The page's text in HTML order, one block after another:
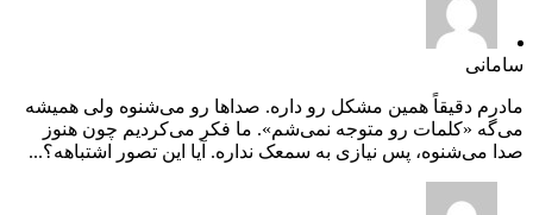
سامانی
مادرم دقیقاً همین مشکل رو داره. صداها رو می‌شنوه ولی همیشه
می‌گه «کلمات رو متوجه نمی‌شم». ما فکر می‌کردیم چون هنوز
صدا می‌شنوه، پس نیازی به سمعک نداره. آیا این تصور اشتباهه؟...